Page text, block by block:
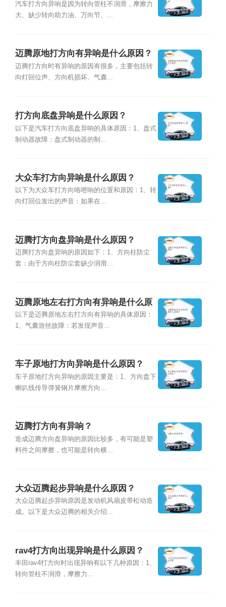
汽车打方向异响是因为转向管柱不润滑，摩擦力
大、缺少转向助力油、万向节、...
迈腾原地打方向有异响是什么原因？
迈腾打方向时有异响的原因有很多，主要包括转
向灯回位声、方向机损坏、气囊...
打方向底盘异响是什么原因？
以下是汽车打方向底盘异响的具体原因：1、盘式
制动器故障：盘式制动器的制...
大众车打方向异响是什么原因？
以下为大众车打方向咯噔响的位置和原因：1、转
向灯回位发出的声音：如果在...
迈腾打方向盘异响是什么原因？
迈腾打方向盘异响的原因如下：1、方向柱防尘
套：由于方向柱防尘套缺少润滑...
迈腾原地左右打方向有异响是什么原
因？
以下是迈腾原地左右打方向有异响的具体原因：
1、气囊游丝故障：若发现声音...
车子原地打方向异响是什么原因？
车子原地打方向异响的原因主要是：1、方向盘下
喇叭线传导弹簧钢片摩擦方向...
迈腾打方向有异响？
造成迈腾方向盘异响的原因比较多，有可能是塑
料件之间摩擦，也可能是转向横...
大众迈腾起步异响是什么原因？
大众迈腾起步异响原因是发动机风扇皮带松动造
成。以下是大众迈腾的相关介绍...
rav4打方向出现异响是什么原因？
丰田rav4打方向时出现异响有以下几种原因：1、
转向管柱不润滑，摩擦力...